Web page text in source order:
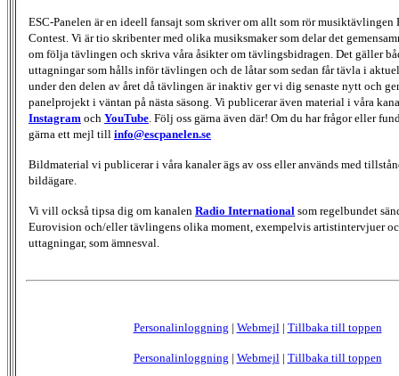
ESC-Panelen är en ideell fansajt som skriver om allt som rör musiktävlingen
Contest. Vi är tio skribenter med olika musiksmaker som delar det
om följa tävlingen och skriva våra åsikter om tävlingsbidragen. Det gäller
uttagningar som hålls inför tävlingen och de låtar som sedan får tävla i
under den delen av året då tävlingen är inaktiv ger vi dig senaste nytt och
panelprojekt i väntan på nästa säsong. Vi publicerar även material i våra
Instagram och YouTube . Följ oss gärna även där! Om du har frågor eller
gärna ett mejl till info@escpanelen.se
Bildmaterial vi publicerar i våra kanaler ägs av oss eller används med
bildägare.
Vi vill också tipsa dig om kanalen Radio International som regelbundet
Eurovision och/eller tävlingens olika moment, exempelvis artistintervjuer
uttagningar, som ämnesval.
Personalinloggning | Webmejl | Tillbaka till toppen
Personalinloggning | Webmejl | Tillbaka till toppen